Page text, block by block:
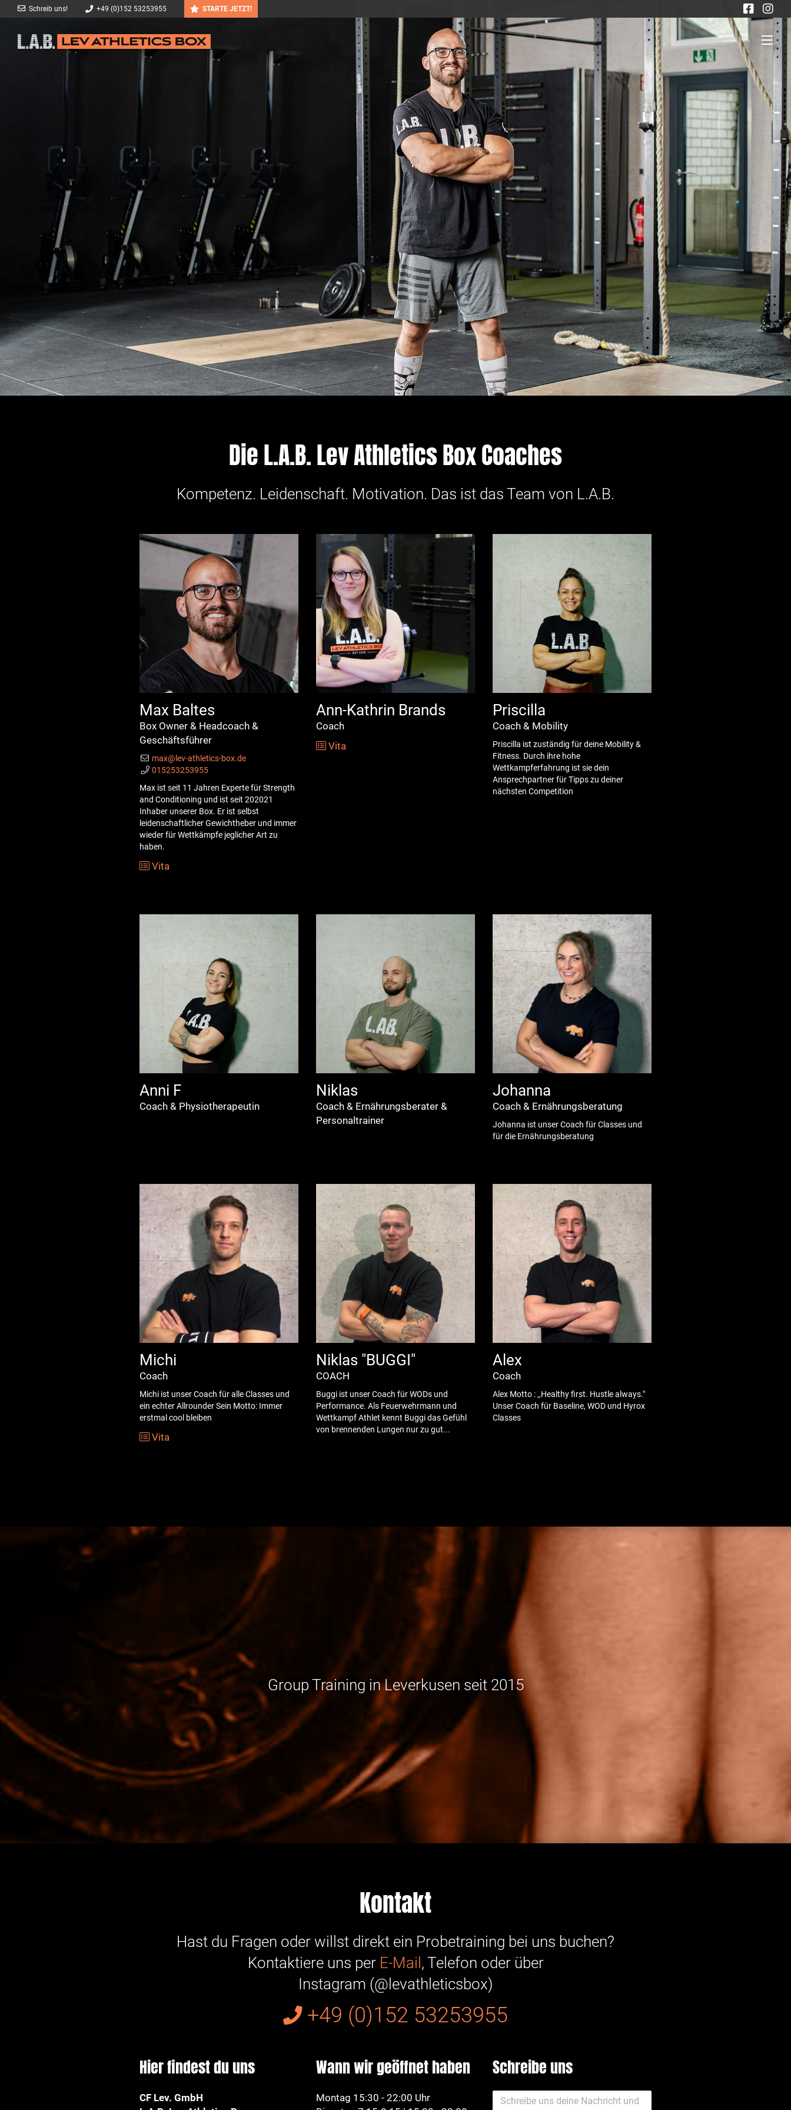
Schreib uns! +49 (0)152 53253955 STARTE JETZT!
Die L.A.B. Lev Athletics Box Coaches
Kompetenz. Leidenschaft. Motivation. Das ist das Team von L.A.B.
Max Baltes
Box Owner & Headcoach &
Geschäftsführer
max@lev-athletics-box.de
015253253955
Max ist seit 11 Jahren Experte für Strength
and Conditioning und ist seit 202021
Inhaber unserer Box. Er ist selbst
leidenschaftlicher Gewichtheber und immer
wieder für Wettkämpfe jeglicher Art zu
haben.
Vita
Ann-Kathrin Brands
Coach
Vita
Priscilla
Coach & Mobility
Priscilla ist zuständig für deine Mobility &
Fitness. Durch ihre hohe
Wettkampferfahrung ist sie dein
Ansprechpartner für Tipps zu deiner
nächsten Competition
Anni F
Coach & Physiotherapeutin
Niklas
Coach & Ernährungsberater &
Personaltrainer
Johanna
Coach & Ernährungsberatung
Johanna ist unser Coach für Classes und
für die Ernährungsberatung
Michi
Coach
Michi ist unser Coach für alle Classes und
ein echter Allrounder Sein Motto: Immer
erstmal cool bleiben
Vita
Niklas "BUGGI"
COACH
Buggi ist unser Coach für WODs und
Performance. Als Feuerwehrmann und
Wettkampf Athlet kennt Buggi das Gefühl
von brennenden Lungen nur zu gut...
Alex
Coach
Alex Motto : ,,Healthy first. Hustle always."
Unser Coach für Baseline, WOD und Hyrox
Classes
Group Training in Leverkusen seit 2015
Kontakt
Hast du Fragen oder willst direkt ein Probetraining bei uns buchen?
Kontaktiere uns per E-Mail , Telefon oder über
Instagram (@levathleticsbox)
+49 (0)152 53253955
Hier findest du uns
CF Lev. GmbH
Wann wir geöffnet haben
Montag 15:30 - 22:00 Uhr
Schreibe uns